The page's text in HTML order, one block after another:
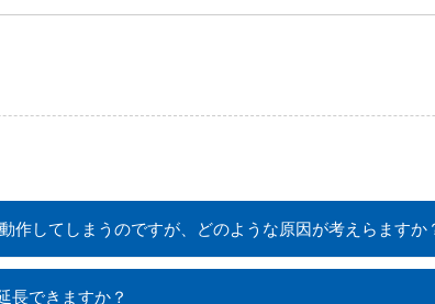
作してしまうのですが、どのような原因が考えらますか
長できますか？